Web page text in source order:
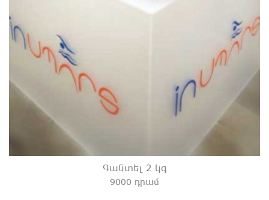
Գանտել 2 կգ
9000 դրամ